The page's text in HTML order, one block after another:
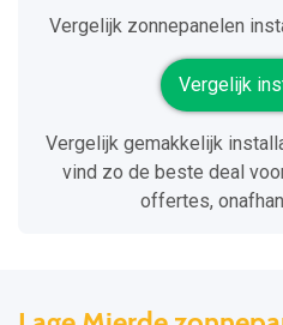
Vergelijk zonnepanelen
Vergelijk
Vergelijk gemakkelijk
vind zo de beste deal
offertes,